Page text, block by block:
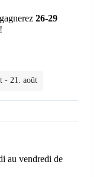
26-29
!
- 21. août
au vendredi de